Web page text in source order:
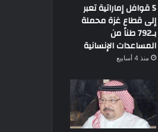
5 قوافل إماراتية تعبر
إلى قطاع غزة محملة
بـ792 طناً من
المساعدات الإنسانية
منذ 4 أسابيع